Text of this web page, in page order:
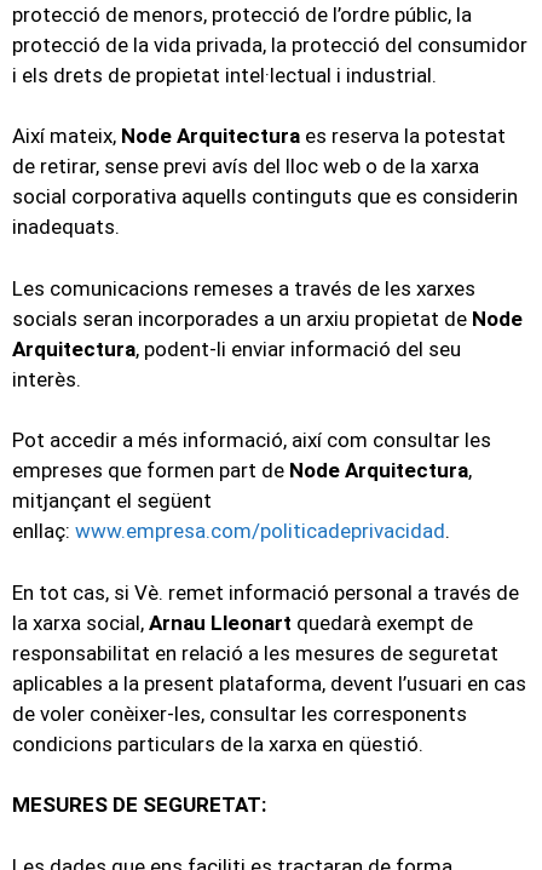
protecció de menors, protecció de l’ordre públic, la
protecció de la vida privada, la protecció del consumidor
i els drets de propietat intel·lectual i industrial.
Així mateix, Node Arquitectura es reserva la potestat
de retirar, sense previ avís del lloc web o de la xarxa
social corporativa aquells continguts que es considerin
inadequats.
Les comunicacions remeses a través de les xarxes
socials seran incorporades a un arxiu propietat de Node
Arquitectura, podent-li enviar informació del seu
interès.
Pot accedir a més informació, així com consultar les
empreses que formen part de Node Arquitectura,
mitjançant el següent
enllaç: www.empresa.com/politicadeprivacidad.
En tot cas, si Vè. remet informació personal a través de
la xarxa social, Arnau Lleonart quedarà exempt de
responsabilitat en relació a les mesures de seguretat
aplicables a la present plataforma, devent l’usuari en cas
de voler conèixer-les, consultar les corresponents
condicions particulars de la xarxa en qüestió.
MESURES DE SEGURETAT: